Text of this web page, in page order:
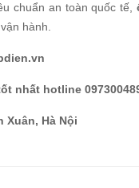
chuẩn an toàn quốc tế,
hành.
nhất hotline
Xuân, Hà Nội